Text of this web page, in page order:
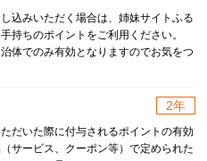
込みいただく場合は、姉妹サイトふる
持ちのポイントをご利用ください。
体でのみ有効となりますのでお気をつ
2年
だいた際に付与されるポイントの有効
サービス、クーポン等）で定められた